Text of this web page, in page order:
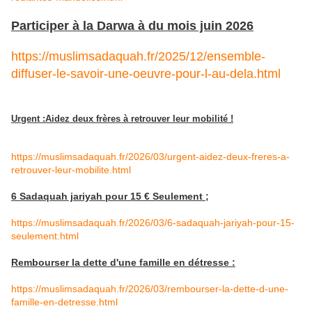
Participer à la Darwa à du mois juin 2026
https://muslimsadaquah.fr/2025/12/ensemble-
diffuser-le-savoir-une-oeuvre-pour-l-au-dela.html
Urgent :Aidez deux frères à retrouver leur mobilité !
https://muslimsadaquah.fr/2026/03/urgent-aidez-deux-freres-a-
retrouver-leur-mobilite.html
6 Sadaquah jariyah pour 15 € Seulement ;
https://muslimsadaquah.fr/2026/03/6-sadaquah-jariyah-pour-15-
seulement.html
Rembourser la dette d'une famille en détresse :
https://muslimsadaquah.fr/2026/03/rembourser-la-dette-d-une-
famille-en-detresse.html